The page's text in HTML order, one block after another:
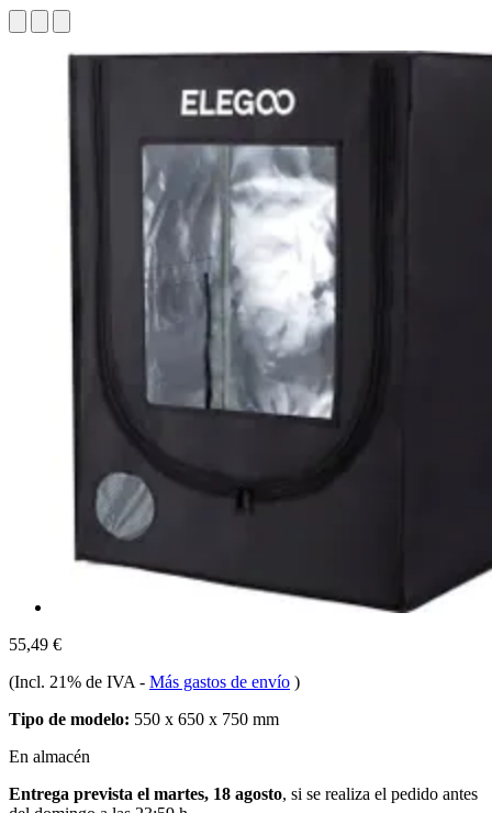
55,49 €
(Incl. 21% de IVA - Más gastos de envío )
Tipo de modelo: 550 x 650 x 750 mm
En almacén
Entrega prevista el martes, 18 agosto, si se realiza el pedido antes